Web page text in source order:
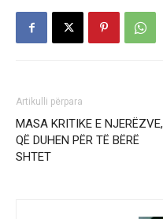
Artikulli përpara
MASA KRITIKE E NJERËZVE,
QË DUHEN PËR TË BËRË
SHTET